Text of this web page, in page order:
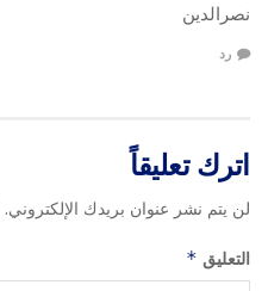
نصرالدين
رد
اترك تعليقاً
لن يتم نشر عنوان بريدك الإلكتروني.
التعليق *